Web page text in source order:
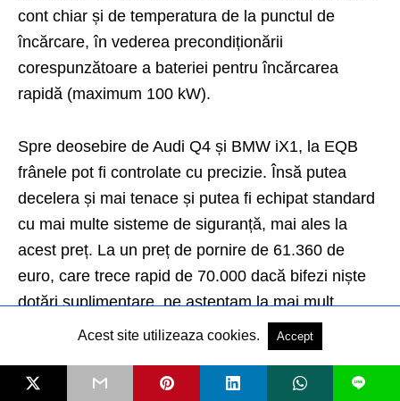
cont chiar și de temperatura de la punctul de
încărcare, în vederea precondiționării
corespunzătoare a bateriei pentru încărcarea
rapidă (maximum 100 kW).
Spre deosebire de Audi Q4 și BMW iX1, la EQB
frânele pot fi controlate cu precizie. Însă putea
decelera și mai tenace și putea fi echipat standard
cu mai multe sisteme de siguranță, mai ales la
acest preț. La un preț de pornire de 61.360 de
euro, care trece rapid de 70.000 dacă bifezi niște
dotări suplimentare, ne așteptam la mai mult.
Încarci rapid sau conduci mai economic
Acest site utilizeaza cookies. Accept